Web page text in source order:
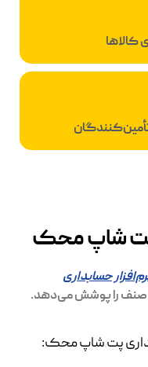
کالاها
پت شاپ محک
حسابداری
صنف را پوشش می‌دهد.
پت شاپ محک: